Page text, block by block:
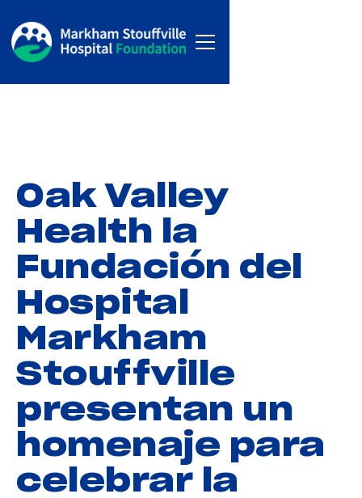
Oak Valley
Health la
Fundación del
Hospital
Markham
Stouffville
presentan un
homenaje para
celebrar la